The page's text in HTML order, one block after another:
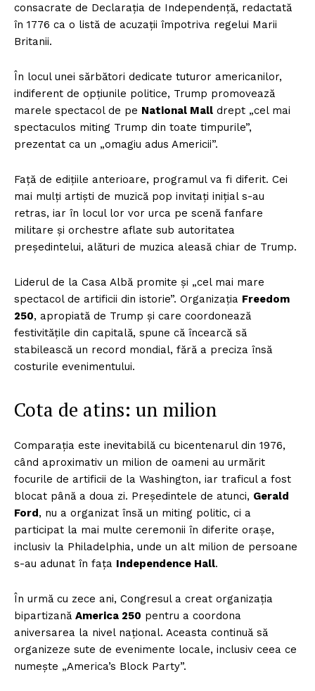
consacrate de Declarația de Independență, redactată
în 1776 ca o listă de acuzații împotriva regelui Marii
Britanii.
În locul unei sărbători dedicate tuturor americanilor,
indiferent de opțiunile politice, Trump promovează
marele spectacol de pe National Mall drept „cel mai
spectaculos miting Trump din toate timpurile”,
prezentat ca un „omagiu adus Americii”.
Față de edițiile anterioare, programul va fi diferit. Cei
mai mulți artiști de muzică pop invitați inițial s-au
retras, iar în locul lor vor urca pe scenă fanfare
militare și orchestre aflate sub autoritatea
președintelui, alături de muzica aleasă chiar de Trump.
Liderul de la Casa Albă promite și „cel mai mare
spectacol de artificii din istorie”. Organizația Freedom
250, apropiată de Trump și care coordonează
festivitățile din capitală, spune că încearcă să
stabilească un record mondial, fără a preciza însă
costurile evenimentului.
Cota de atins: un milion
Comparația este inevitabilă cu bicentenarul din 1976,
când aproximativ un milion de oameni au urmărit
focurile de artificii de la Washington, iar traficul a fost
blocat până a doua zi. Președintele de atunci, Gerald
Ford, nu a organizat însă un miting politic, ci a
participat la mai multe ceremonii în diferite orașe,
inclusiv la Philadelphia, unde un alt milion de persoane
s-au adunat în fața Independence Hall.
În urmă cu zece ani, Congresul a creat organizația
bipartizană America 250 pentru a coordona
aniversarea la nivel național. Aceasta continuă să
organizeze sute de evenimente locale, inclusiv ceea ce
numește „America’s Block Party”.